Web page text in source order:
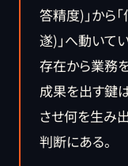
答精度)」から
遂)」へ動いて
存在から業務
成果を出す鍵
させ何を生み
判断にある。